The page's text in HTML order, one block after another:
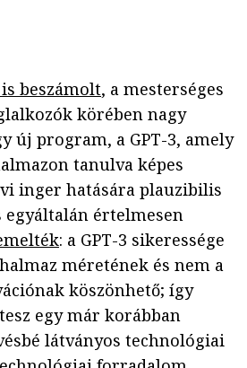
beszámolt, a mesterséges
körében nagy
új program, a GPT-3, amely
tanulva képes
inger hatására plauzibilis
egyáltalán értelmesen
: a GPT-3 sikeressége
méretének és nem a
köszönhető; így
egy már korábban
látványos technológiai